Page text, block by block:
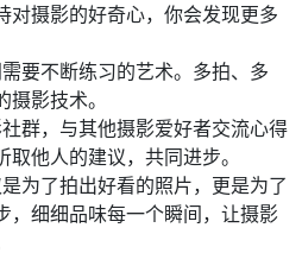
对摄影的好奇心，你会发现更多
要不断练习的艺术。多拍、多
影技术。
群，与其他摄影爱好者交流心得
他人的建议，共同进步。
为了拍出好看的照片，更是为了
，细细品味每一个瞬间，让摄影